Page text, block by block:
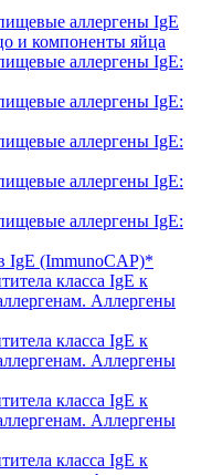
аллергены IgE
и компоненты яйца
аллергены IgE:
аллергены IgE:
аллергены IgE:
аллергены IgE:
аллергены IgE:
IgE (ImmunoCAP)*
класса IgE к
Аллергены
класса IgE к
Аллергены
класса IgE к
Аллергены
класса IgE к